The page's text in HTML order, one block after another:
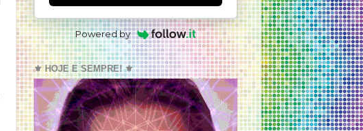
Powered by
⚜️ HOJE E SEMPRE! ⚜️